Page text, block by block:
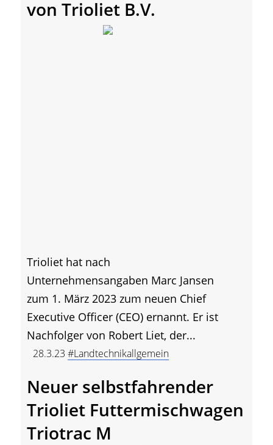
von Trioliet B.V.
Trioliet hat nach
Unternehmensangaben Marc Jansen
zum 1. März 2023 zum neuen Chief
Executive Officer (CEO) ernannt. Er ist
Nachfolger von Robert Liet, der...
28.3.23 #Landtechnikallgemein
Neuer selbstfahrender
Trioliet Futtermischwagen
Triotrac M